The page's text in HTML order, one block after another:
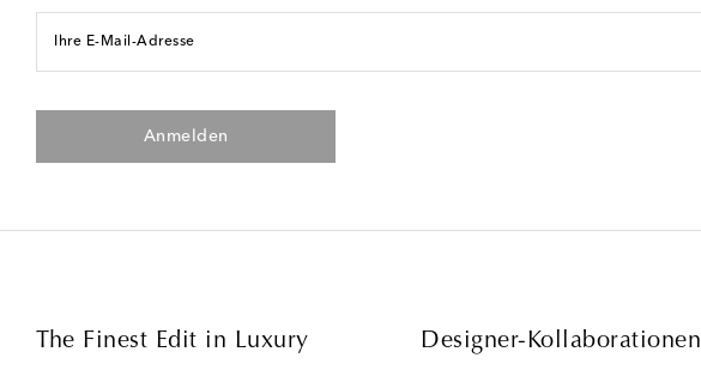
Ihre E-Mail-Adresse
Anmelden
The Finest Edit in Luxury Designer-Kollaborationen